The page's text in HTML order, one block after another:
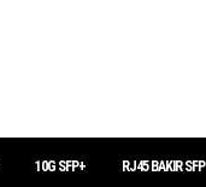
10G SFP+ RJ45 BAKIR SFP